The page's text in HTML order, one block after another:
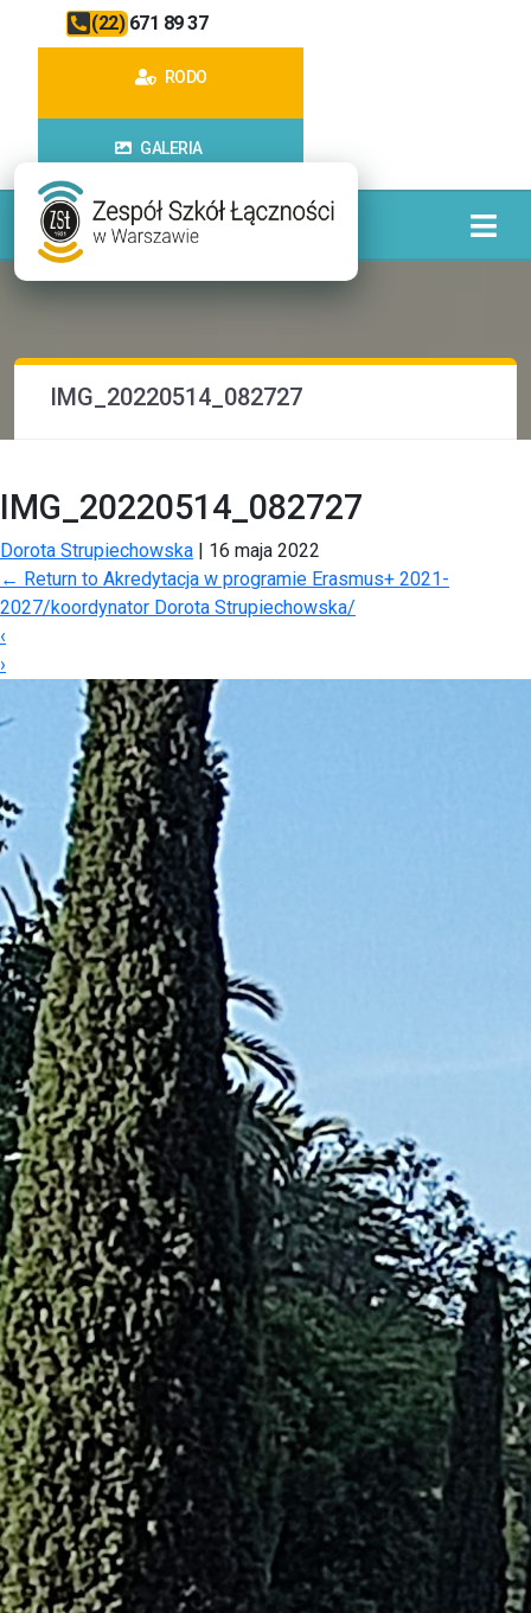
(22) 671 89 37
RODO
GALERIA
IMG_20220514_082727
IMG_20220514_082727
Dorota Strupiechowska | 16 maja 2022
← Return to Akredytacja w programie Erasmus+ 2021-
2027/koordynator Dorota Strupiechowska/
‹
›